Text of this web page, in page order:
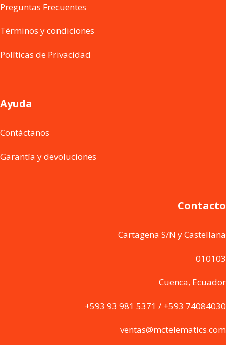
Preguntas Frecuentes
Términos y condiciones
Políticas de Privacidad
Ayuda
Contáctanos
Garantía y devoluciones
Contacto
Cartagena S/N y Castellana
010103
Cuenca, Ecuador
+593 93 981 5371 / +593 74084030
ventas@mctelematics.com